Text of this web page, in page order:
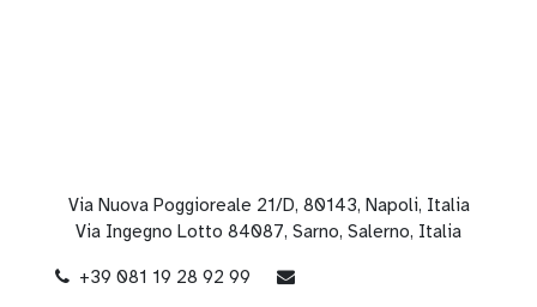
Via Nuova Poggioreale 21/D, 80143, Napoli, Italia
Via Ingegno Lotto 84087, Sarno, Salerno, Italia
+39 081 19 28 92 99